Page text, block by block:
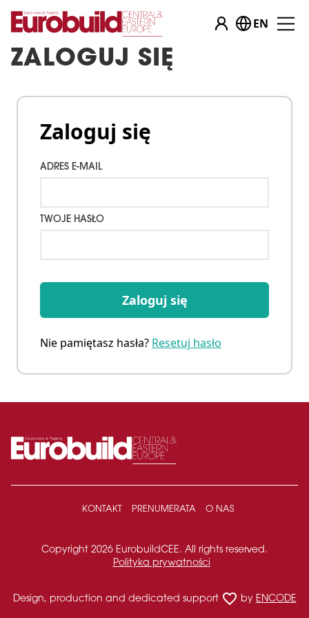
EN
ZALOGUJ SIĘ
Zaloguj się
ADRES E-MAIL
TWOJE HASŁO
Zaloguj się
Nie pamiętasz hasła? Resetuj hasło
KONTAKT PRENUMERATA O NAS
Copyright 2026 EurobuildCEE. All rights reserved.
Polityka prywatności
Design, production and dedicated support favorite_border by ENCODE